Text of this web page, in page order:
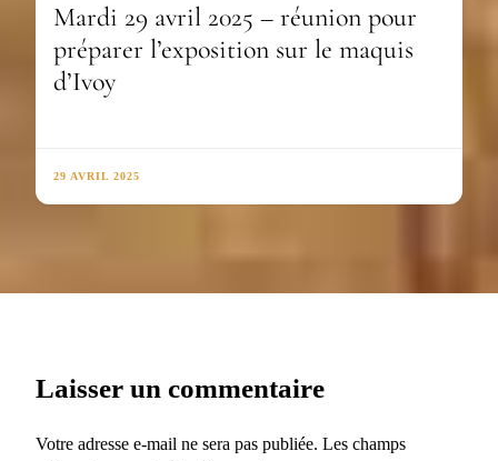
Mardi 29 avril 2025 – réunion pour
préparer l’exposition sur le maquis
d’Ivoy
29 AVRIL 2025
Laisser un commentaire
Votre adresse e-mail ne sera pas publiée. Les champs